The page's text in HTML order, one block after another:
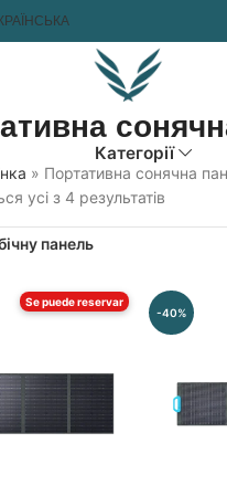
Категорії
» Портативна сонячна
усі з 4 результатів
панель
Se puede reservar
-40%